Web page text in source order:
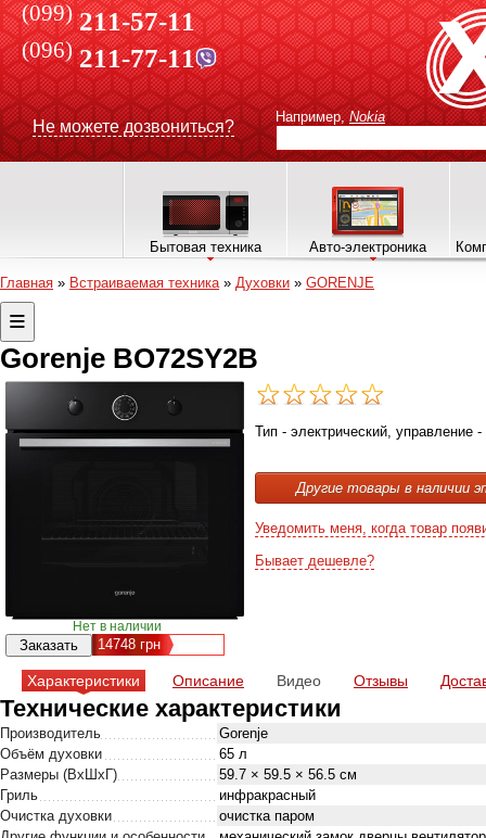
(099) 211-57-11
(096)211-77-11
Не можете дозвониться?
Например, Nokia
Бытовая техника Авто-электроника
Главная » Встраиваемая техника» Духовки » GORENJE
Gorenje BO72SY2B
Нет в наличии
14748грн
Тип - электрический,
Другие товары в наличии
Уведомить меня, когда товар
Бывает дешевле?
Характеристики Описание Видео Отзывы
Технические характеристики
Производитель
Gorenje
Объём духовки
65 л
Размеры (ВхШхГ)
59.7 × 59.5 × 56.5 см
Гриль
инфракрасный
Очистка духовки
очистка паром